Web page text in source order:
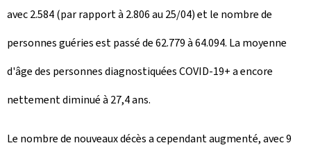
avec 2.584 (par rapport à 2.806 au 25/04) et le nombre de
personnes guéries est passé de 62.779 à 64.094. La moyenne
d'âge des personnes diagnostiquées COVID-19+ a encore
nettement diminué à 27,4 ans.
Le nombre de nouveaux décès a cependant augmenté, avec 9